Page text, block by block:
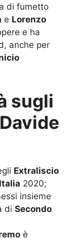
di fumetto
e Lorenzo
e ha
anche per
sugli
Extraliscio
2020;
insieme
di Secondo
è